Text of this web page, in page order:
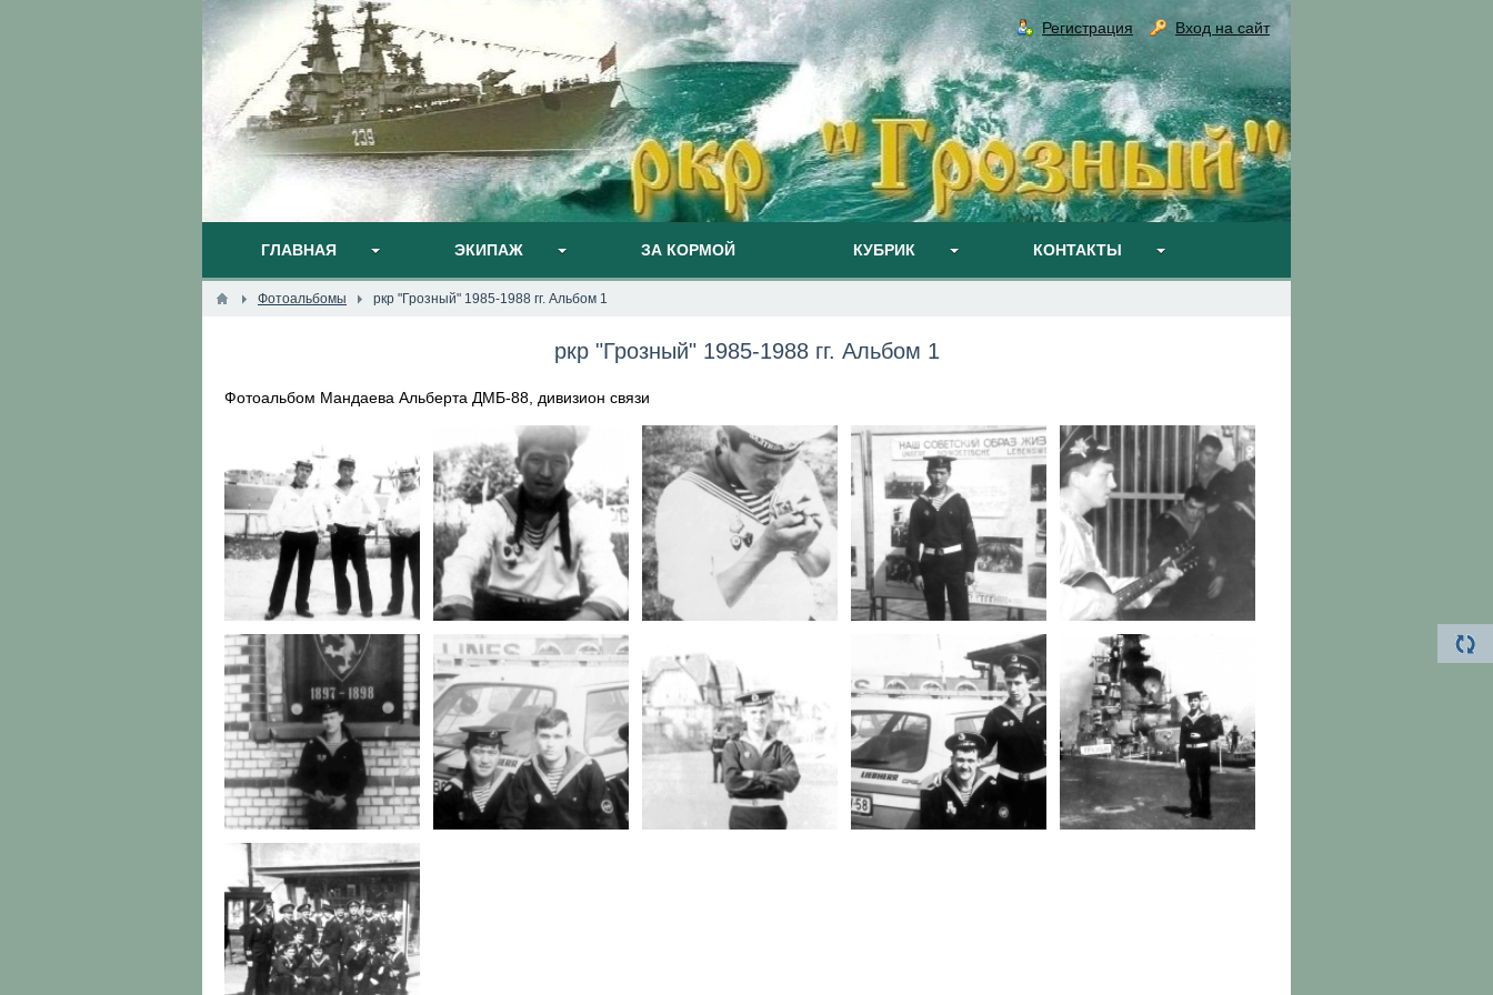
Регистрация Вход на сайт
ГЛАВНАЯ ЭКИПАЖ ЗА КОРМОЙ КУБРИК КОНТАКТЫ
Фотоальбомы ркр "Грозный" 1985-1988 гг. Альбом 1
ркр "Грозный" 1985-1988 гг. Альбом 1
Фотоальбом Мандаева Альберта ДМБ-88, дивизион связи